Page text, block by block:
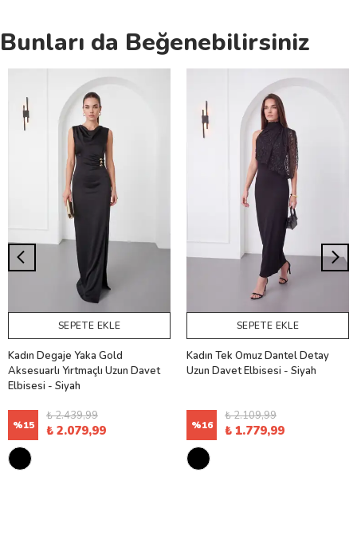
Bunları da Beğenebilirsiniz
SEPETE EKLE
Kadın Degaje Yaka Gold
Aksesuarlı Yırtmaçlı Uzun Davet
Elbisesi - Siyah
%15
₺ 2.439,99
₺ 2.079,99
SEPETE EKLE
Kadın Tek Omuz Dantel Detay
Uzun Davet Elbisesi - Siyah
%16
₺ 2.109,99
₺ 1.779,99